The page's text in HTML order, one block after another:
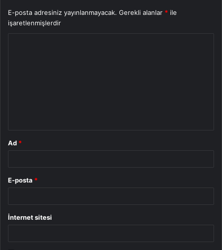
E-posta adresiniz yayınlanmayacak. Gerekli alanlar * ile
işaretlenmişlerdir
Ad *
E-posta *
İnternet sitesi